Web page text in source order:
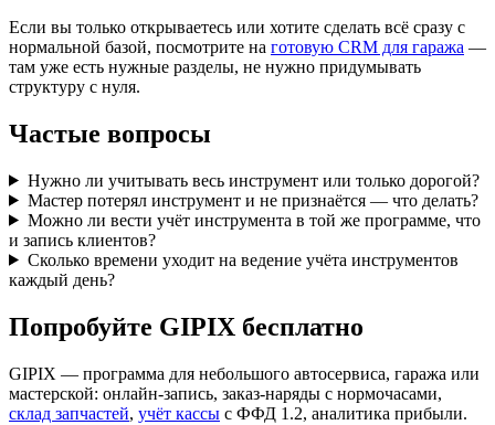
Если вы только открываетесь или хотите сделать всё сразу с
нормальной базой, посмотрите на готовую CRM для гаража —
там уже есть нужные разделы, не нужно придумывать
структуру с нуля.
Частые вопросы
Нужно ли учитывать весь инструмент или только дорогой?
Мастер потерял инструмент и не признаётся — что делать?
Можно ли вести учёт инструмента в той же программе, что
и запись клиентов?
Сколько времени уходит на ведение учёта инструментов
каждый день?
Попробуйте GIPIX бесплатно
GIPIX — программа для небольшого автосервиса, гаража или
мастерской: онлайн-запись, заказ-наряды с нормочасами,
склад запчастей, учёт кассы с ФФД 1.2, аналитика прибыли.